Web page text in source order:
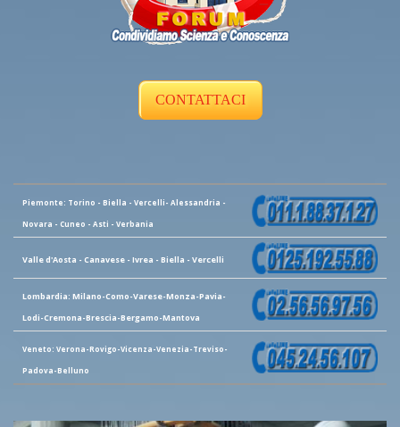
CONTATTACI
Piemonte: Torino - Biella - Vercelli- Alessandria -
Novara - Cuneo - Asti - Verbania
Valle d'Aosta - Canavese - Ivrea - Biella - Vercelli
Lombardia: Milano-Como-Varese-Monza-Pavia-
Lodi-Cremona-Brescia-Bergamo-Mantova
Veneto: Verona-Rovigo-Vicenza-Venezia-Treviso-
Padova-Belluno